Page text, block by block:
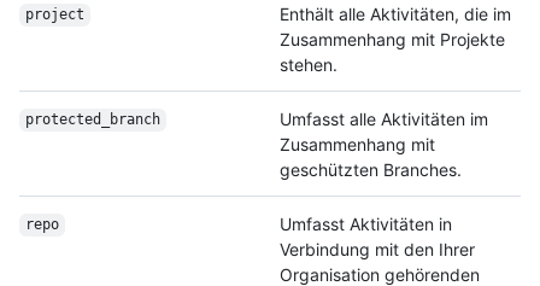
project
Enthält alle Aktivitäten, die im
Zusammenhang mit Projekte
stehen.
protected_branch
Umfasst alle Aktivitäten im
Zusammenhang mit
geschützten Branches.
repo
Umfasst Aktivitäten in
Verbindung mit den Ihrer
Organisation gehörenden